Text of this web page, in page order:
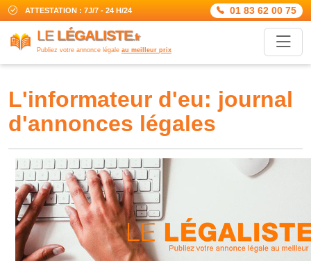
ATTESTATION : 7J/7 - 24 H/24 01 83 62 00 75
LE LÉGALISTE.fr
Publiez votre annonce légale au meilleur prix
l'informateur d'eu: journal
d'annonces légales